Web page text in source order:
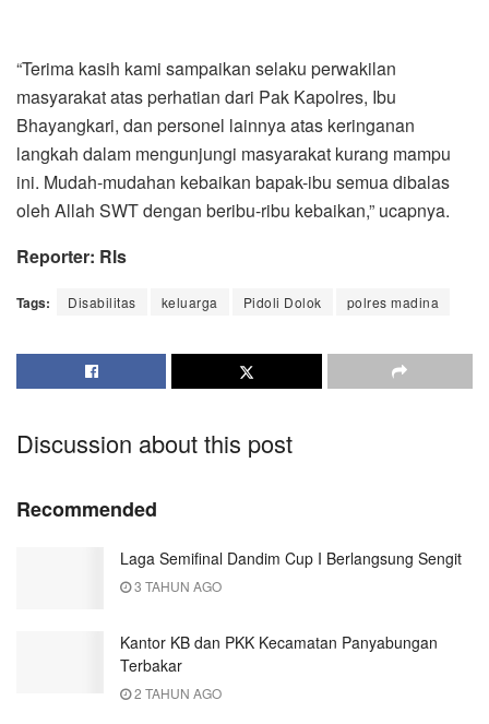
“Terima kasih kami sampaikan selaku perwakilan
masyarakat atas perhatian dari Pak Kapolres, Ibu
Bhayangkari, dan personel lainnya atas keringanan
langkah dalam mengunjungi masyarakat kurang mampu
ini. Mudah-mudahan kebaikan bapak-ibu semua dibalas
oleh Allah SWT dengan beribu-ribu kebaikan,” ucapnya.
Reporter: Rls
Tags: Disabilitas keluarga Pidoli Dolok polres madina
Discussion about this post
Recommended
Laga Semifinal Dandim Cup I Berlangsung Sengit
3 TAHUN AGO
Kantor KB dan PKK Kecamatan Panyabungan
Terbakar
2 TAHUN AGO